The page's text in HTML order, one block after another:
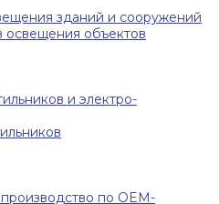
зданий и сооружений
освещения объектов
и электро-
по OEM-